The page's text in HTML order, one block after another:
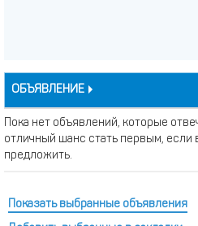
ОБЪЯВЛЕНИЕ
Пока нет объявлений, которые
отличный шанс стать первым, если
предложить.
Показать выбранные объявления